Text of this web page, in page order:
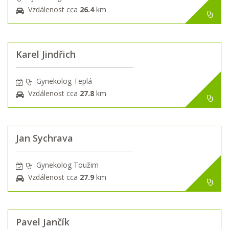
Vzdálenost cca 26.4km
Karel Jindřich
Gynekolog Teplá
Vzdálenost cca 27.8 km
Jan Sychrava
Gynekolog Toužim
Vzdálenost cca 27.9 km
Pavel Jančík